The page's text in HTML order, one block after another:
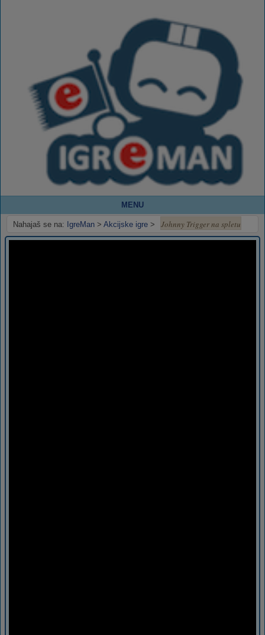
MENU
Nahajaš se na: IgreMan > Akcijske igre > Johnny Trigger na spletu